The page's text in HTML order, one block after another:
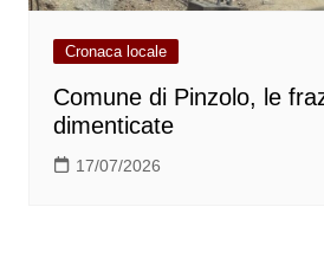
Cronaca locale
Comune di Pinzolo, le
dimenticate
17/07/2026